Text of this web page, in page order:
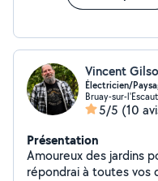
Vincent
Électricien/
Bruay-sur-
5/5 (10
Présentation
Amoureux des jardins potagers et d'agréments , je
répondrai à toutes vos